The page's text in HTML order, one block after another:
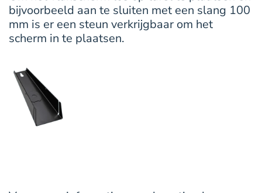
bijvoorbeeld aan te sluiten met een slang 100
mm is er een steun verkrijgbaar om het
scherm in te plaatsen.